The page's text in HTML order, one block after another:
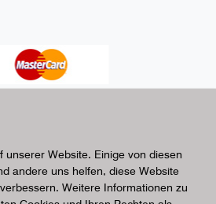
unserer Website. Einige von diesen
andere uns helfen, diese Website
Weitere Informationen zu